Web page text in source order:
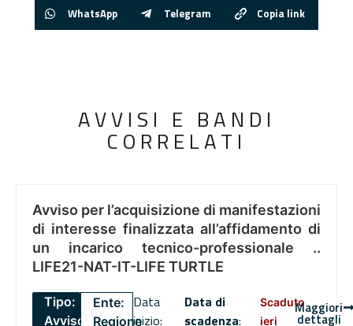
WhatsApp Telegram Copia link
AVVISI E BANDI
CORRELATI
Avviso per l’acquisizione di manifestazioni
di interesse finalizzata all’affidamento di
un incarico tecnico-professionale ..
LIFE21-NAT-IT-LIFE TURTLE
Tipo:
Avviso
Ente:
Regione
Data
inizio:
Data di
scadenza:
Scaduto
ieri
Maggiori
dettagli